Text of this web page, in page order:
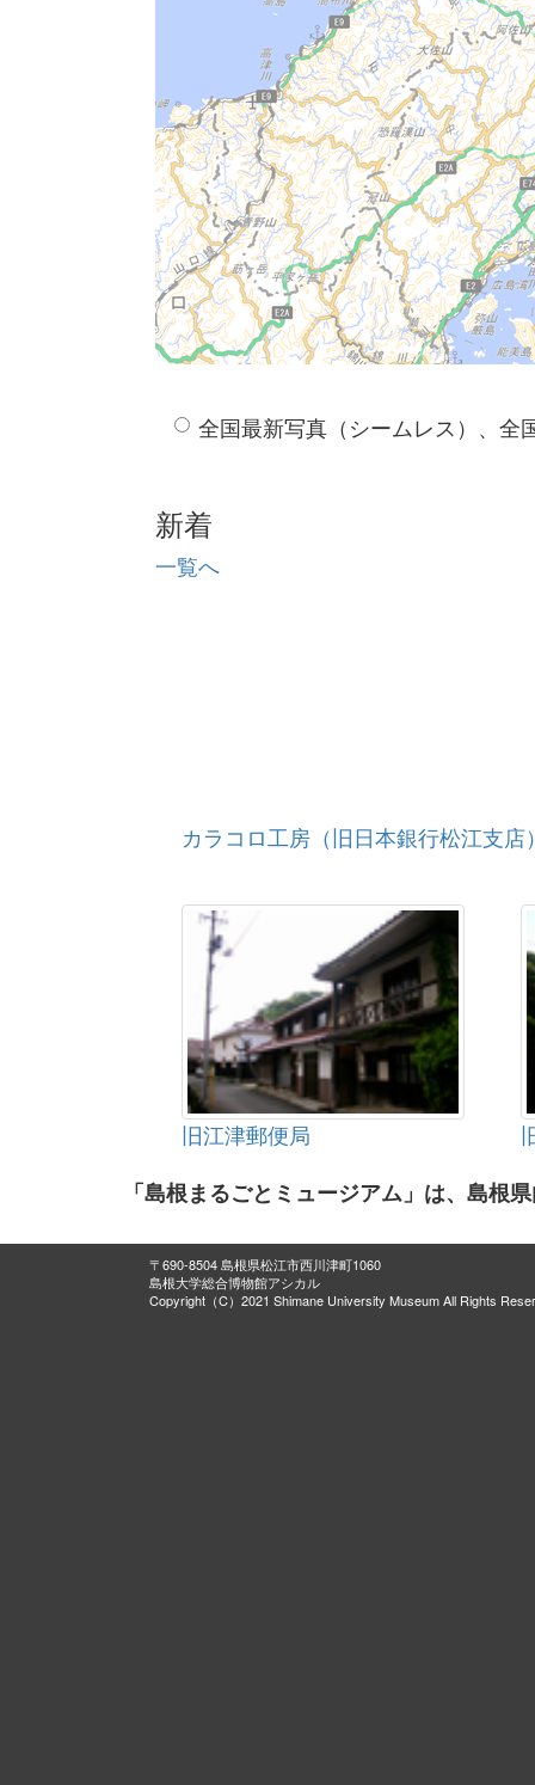
全国最新写真（シームレス）、全
新着
一覧へ
カラコロ工房（旧日本銀行松江支店
旧江津郵便局
「島根まるごとミュージアム」は、島根
〒690-8504 島根県松江市西川津町1060
島根大学総合博物館アシカル
Copyright（C）2021 Shimane University Museum All Rights